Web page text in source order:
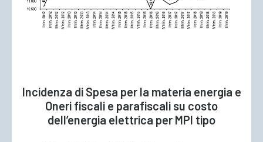
Incidenza di Spesa per la materia energia e
Oneri fiscali e parafiscali su costo
dell’energia elettrica per MPI tipo